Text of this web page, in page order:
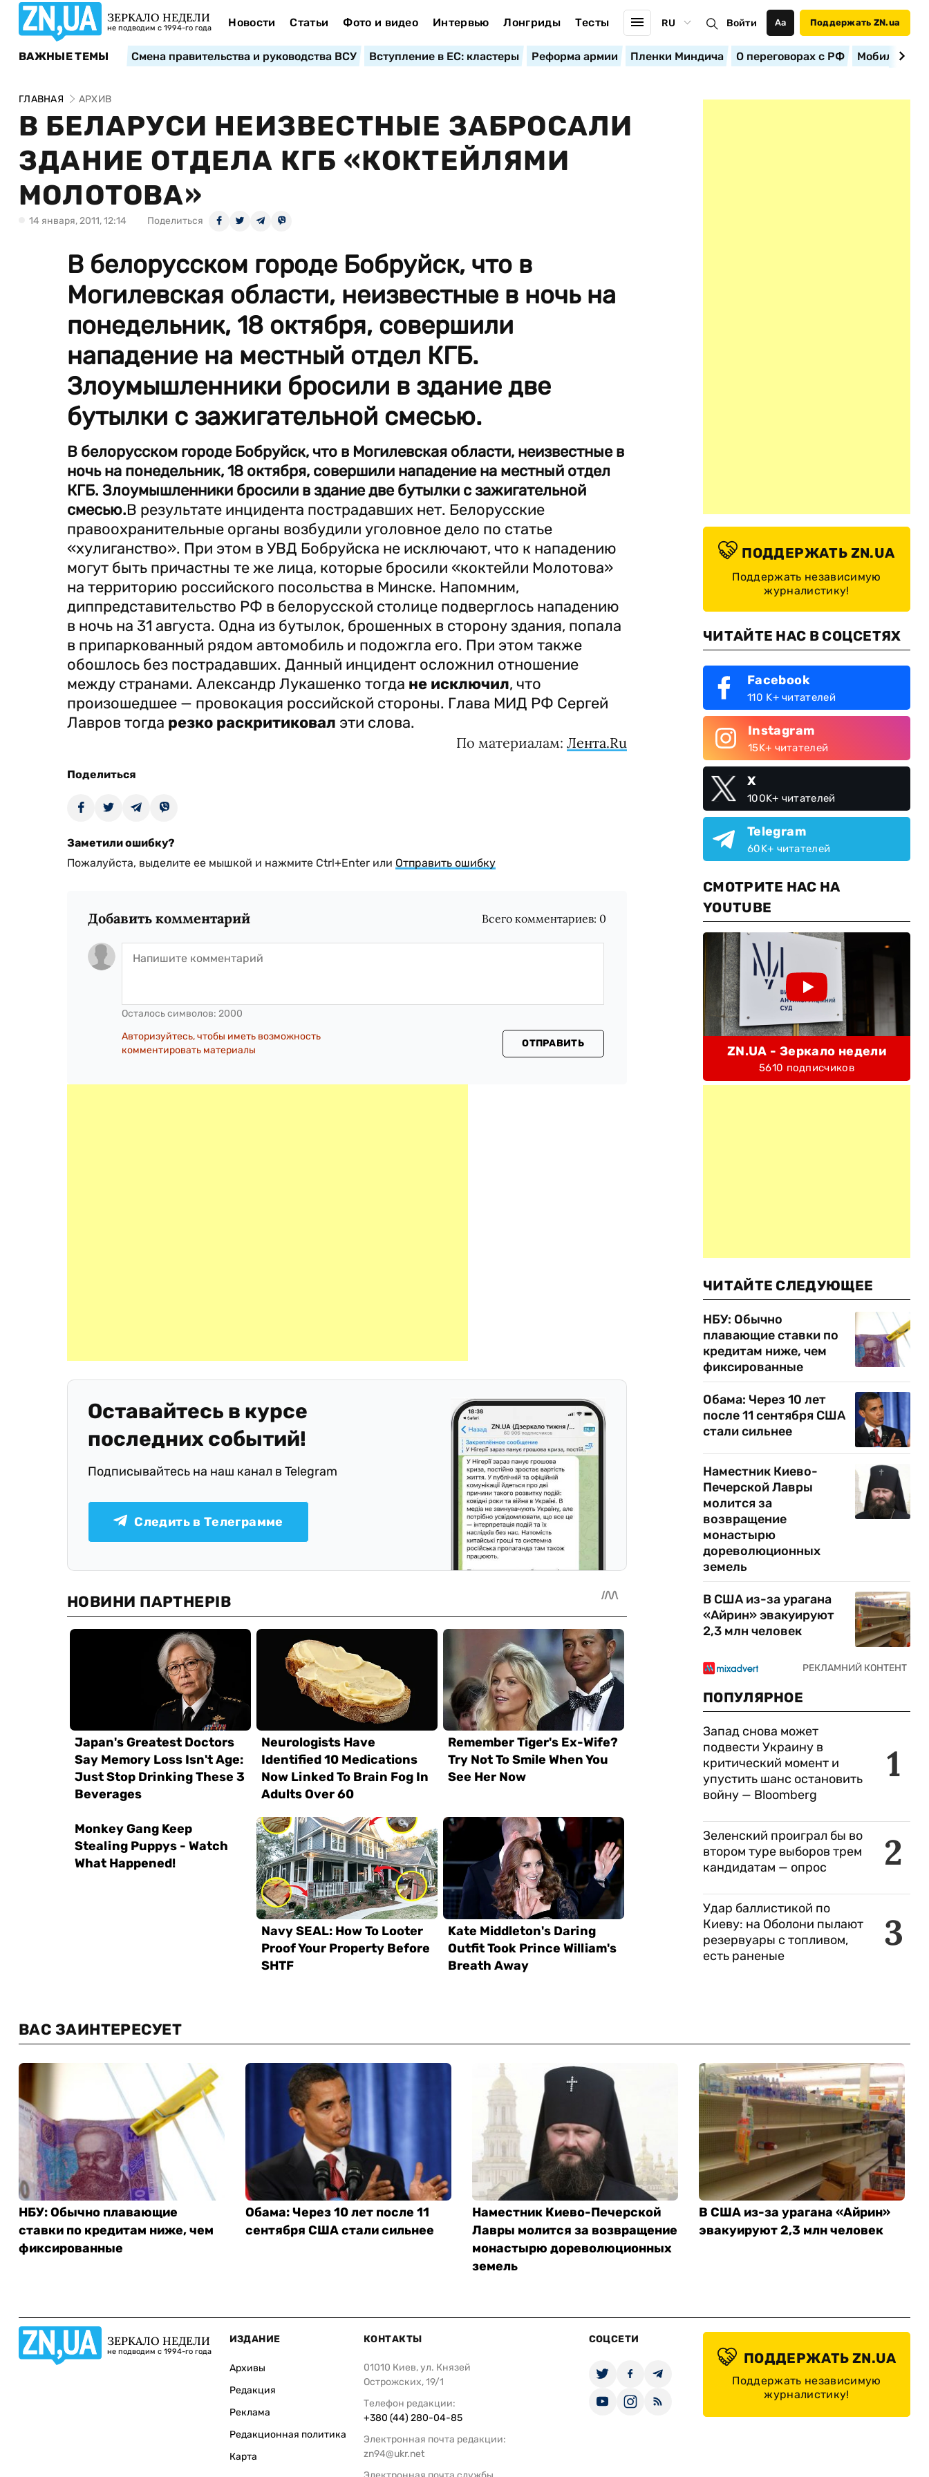
ЗЕРКАЛО НЕДЕЛИ
не подводим с 1994-го года Новости Статьи Фото и видео Интервью Лонгриды Тесты RU Войти Аа Поддержать ZN.ua
ВАЖНЫЕ ТЕМЫ Смена правительства и руководства ВСУ Вступление в ЕС: кластеры Реформа армии Пленки Миндича О переговорах с РФ
ГЛАВНАЯ АРХИВ
В БЕЛАРУСИ НЕИЗВЕСТНЫЕ ЗАБРОСАЛИ
ЗДАНИЕ ОТДЕЛА КГБ «КОКТЕЙЛЯМИ
МОЛОТОВА»
14 января, 2011, 12:14 Поделиться
В белорусском городе Бобруйск, что в
Могилевская области, неизвестные в ночь на
понедельник, 18 октября, совершили
нападение на местный отдел КГБ.
Злоумышленники бросили в здание две
бутылки с зажигательной смесью.
В белорусском городе Бобруйск, что в Могилевская области, неизвестные в
ночь на понедельник, 18 октября, совершили нападение на местный отдел
КГБ. Злоумышленники бросили в здание две бутылки с зажигательной
смесью.В результате инцидента пострадавших нет. Белорусские
правоохранительные органы возбудили уголовное дело по статье
«хулиганство». При этом в УВД Бобруйска не исключают, что к нападению
могут быть причастны те же лица, которые бросили «коктейли Молотова»
на территорию российского посольства в Минске. Напомним,
диппредставительство РФ в белорусской столице подверглось нападению
в ночь на 31 августа. Одна из бутылок, брошенных в сторону здания, попала
в припаркованный рядом автомобиль и подожгла его. При этом также
обошлось без пострадавших. Данный инцидент осложнил отношение
между странами. Александр Лукашенко тогда не исключил, что
произошедшее — провокация российской стороны. Глава МИД РФ Сергей
Лавров тогда резко раскритиковал эти слова.
По материалам:Лента.Ru
Поделиться
Заметили ошибку?
Пожалуйста, выделите ее мышкой и нажмите Ctrl+Enter или Отправить ошибку
Добавить комментарий Всего комментариев: 0
Осталось символов: 2000
Авторизуйтесь, чтобы иметь возможность
комментировать материалы
ОТПРАВИТЬ
Оставайтесь в курсе
последних событий!
Подписывайтесь на наш канал в Telegram
Следить в Телеграмме
ПОДДЕРЖАТЬ ZN.UA
Поддержать независимую
журналистику!
ЧИТАЙТЕ НАС В СОЦСЕТЯХ
Facebook
110 K+ читателей
Instagram
15K+ читателей
X
100K+ читателей
Telegram
60K+ читателей
СМОТРИТЕ НАС НА
YOUTUBE
ZN.UA - Зеркало недели
5610 подписчиков
ЧИТАЙТЕ СЛЕДУЮЩЕЕ
НБУ: Обычно
плавающие ставки по
кредитам ниже, чем
фиксированные
Обама: Через 10 лет
после 11 сентября США
стали сильнее
Наместник Киево-
Печерской Лавры
молится за
возвращение
монастырю
дореволюционных
земель
В США из-за урагана
«Айрин» эвакуируют
2,3 млн человек
ПОПУЛЯРНОЕ
1
Запад снова может
подвести Украину в
критический момент и
упустить шанс остановить
войну — Bloomberg
2
Зеленский проиграл бы во
втором туре выборов трем
кандидатам — опрос
3
Удар баллистикой по
Киеву: на Оболони пылают
резервуары с топливом,
есть раненые
ВАС ЗАИНТЕРЕСУЕТ
НБУ: Обычно плавающие
ставки по кредитам ниже, чем
фиксированные
Обама: Через 10 лет после 11
сентября США стали сильнее
Наместник Киево-Печерской
Лавры молится за возвращение
монастырю дореволюционных
земель
В США из-за урагана «Айрин»
эвакуируют 2,3 млн человек
ЗЕРКАЛО НЕДЕЛИ
не подводим с 1994-го года
ИЗДАНИЕ
Архивы
Редакция
Реклама
Редакционная политика
Карта
КОНТАКТЫ
01010 Киев, ул. Князей
Острожских, 19/1
Телефон редакции:
+380 (44) 280-04-85
Электронная почта редакции:
zn94@ukr.net
СОЦСЕТИ
ПОДДЕРЖАТЬ ZN.UA
Поддержать независимую
журналистику!